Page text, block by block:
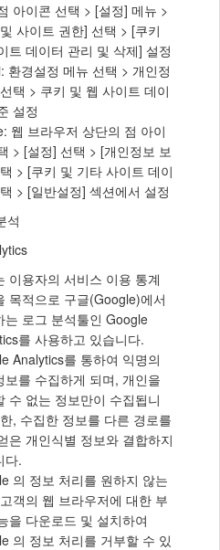
아이콘 선택 > [설정] 메뉴 >
사이트 권한] 선택 > [쿠키
트 데이터 관리 및 삭제] 설정
환경설정 메뉴 선택 > 개인정
택 > 쿠키 및 웹 사이트 데이
설정
웹 브라우저 상단의 점 아이
> [설정] 선택 > [개인정보 보
> [쿠키 및 기타 사이트 데이
> [일반설정] 섹션에서 설정
석
이용자의 서비스 이용 통계
목적으로 구글(Google)에서
는 로그 분석툴인 Google
를 사용하고 있습니다.
Analytics를 통하여 익명의
보를 수집하게 되며, 개인을
수 없는 정보만이 수집됩니
, 수집한 정보를 다른 경로를
은 개인식별 정보와 결합하지
다.
의 정보 처리를 원하지 않는
객의 웹 브라우저에 대한 부
을 다운로드 및 설치하여
의 정보 처리를 거부할 수 있